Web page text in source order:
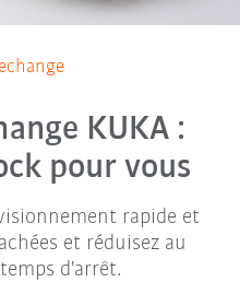
KUKA :
pour vous
rapide et
et réduisez au
d'arrêt.